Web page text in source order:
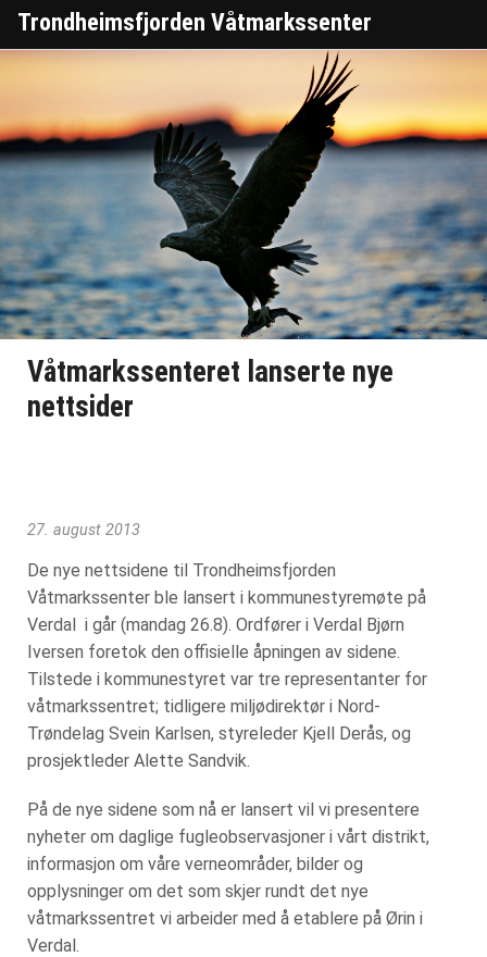
Trondheimsfjorden Våtmarkssenter
Våtmarkssenteret lanserte nye
nettsider
27. august 2013
De nye nettsidene til Trondheimsfjorden
Våtmarkssenter ble lansert i kommunestyremøte på
Verdal i går (mandag 26.8). Ordfører i Verdal Bjørn
Iversen foretok den offisielle åpningen av sidene.
Tilstede i kommunestyret var tre representanter for
våtmarkssentret; tidligere miljødirektør i Nord-
Trøndelag Svein Karlsen, styreleder Kjell Derås, og
prosjektleder Alette Sandvik.
På de nye sidene som nå er lansert vil vi presentere
nyheter om daglige fugleobservasjoner i vårt distrikt,
informasjon om våre verneområder, bilder og
opplysninger om det som skjer rundt det nye
våtmarkssentret vi arbeider med å etablere på Ørin i
Verdal.